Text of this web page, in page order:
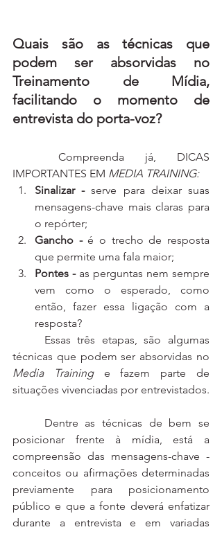
Quais são as técnicas que
podem ser absorvidas no
Treinamento de Mídia,
facilitando o momento de
entrevista do porta-voz?
IMPORTANTES EM MEDIA TRAINING:
Sinalizar - serve para deixar suas
mensagens-chave mais claras para
o repórter;
Gancho - é o trecho de resposta
que permite uma fala maior;
Pontes - as perguntas nem sempre
vem como o esperado, como
então, fazer essa ligação com a
resposta?
Media Training e fazem parte de
situações vivenciadas por entrevistados.
posicionar frente à mídia, está a
compreensão das mensagens-chave -
conceitos ou afirmações determinadas
previamente para posicionamento
público e que a fonte deverá enfatizar
durante a entrevista e em variadas